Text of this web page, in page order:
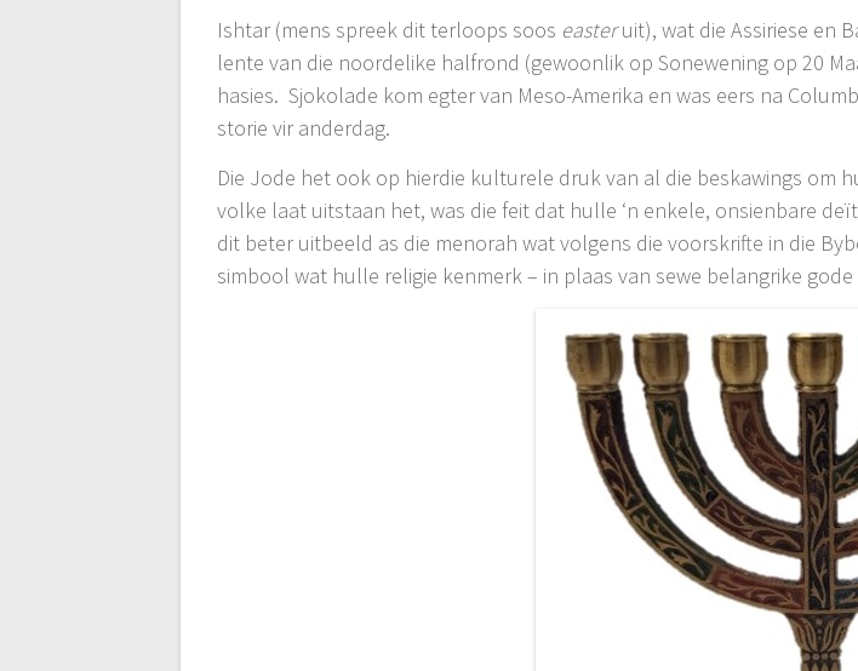
Ishtar (mens spreek dit terloops soos easteruit), wat die Assiriese en
lente van die noordelike halfrond (gewoonlik op Sonewening op 20
hasies. Sjokolade kom egter van Meso-Amerika en was eers na
storie vir anderdag.
Die Jode het ook op hierdie kulturele druk van al die beskawings om
volke laat uitstaan het, was die feit dat hulle ‘n enkele, onsienbare
dit beter uitbeeld as die menorah wat volgens die voorskrifte in die
simbool wat hulle religie kenmerk – in plaas van sewe belangrike